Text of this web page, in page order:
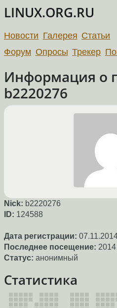
LINUX.ORG.RU
Новости Галерея Статьи
Форум Опросы Трекер
Информация о
b2220276
Nick: b2220276
ID: 124588
Дата регистрации:
Последнее посещение: 2014
Статус: анонимный
Статистика